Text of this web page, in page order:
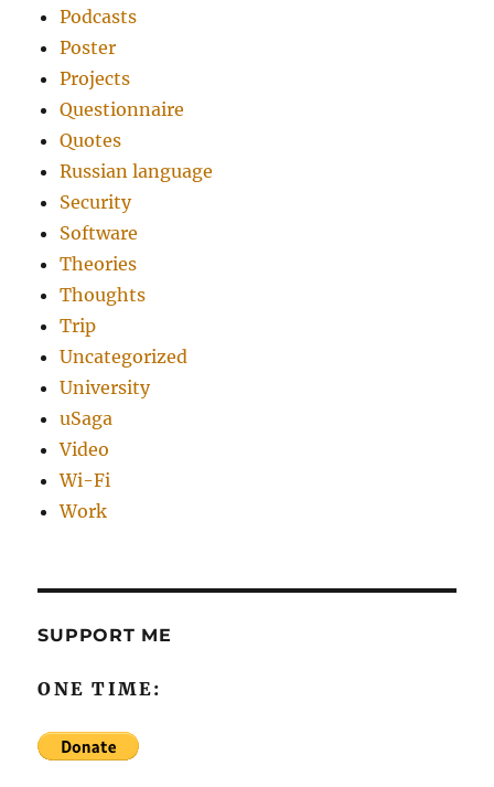
Podcasts
Poster
Projects
Questionnaire
Quotes
Russian language
Security
Software
Theories
Thoughts
Trip
Uncategorized
University
uSaga
Video
Wi-Fi
Work
SUPPORT ME
ONE TIME: